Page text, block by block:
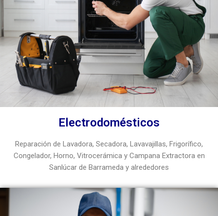
Electrodomésticos
Reparación de Lavadora, Secadora, Lavavajillas, Frigorífico,
Congelador, Horno, Vitrocerámica y Campana Extractora en
Sanlúcar de Barrameda y alrededores